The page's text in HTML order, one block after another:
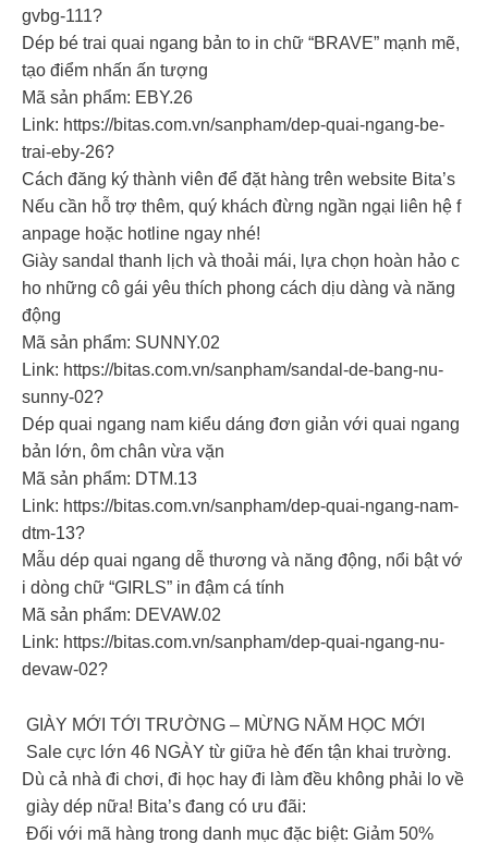
gvbg-111?
Dép bé trai quai ngang bản to in chữ “BRAVE” mạnh mẽ,
tạo điểm nhấn ấn tượng
Mã sản phẩm: EBY.26
Link: https://bitas.com.vn/sanpham/dep-quai-ngang-be-
trai-eby-26?
Cách đăng ký thành viên để đặt hàng trên website Bita’s
Nếu cần hỗ trợ thêm, quý khách đừng ngần ngại liên hệ f
anpage hoặc hotline ngay nhé!
Giày sandal thanh lịch và thoải mái, lựa chọn hoàn hảo c
ho những cô gái yêu thích phong cách dịu dàng và năng
động
Mã sản phẩm: SUNNY.02
Link: https://bitas.com.vn/sanpham/sandal-de-bang-nu-
sunny-02?
Dép quai ngang nam kiểu dáng đơn giản với quai ngang
bản lớn, ôm chân vừa vặn
Mã sản phẩm: DTM.13
Link: https://bitas.com.vn/sanpham/dep-quai-ngang-nam-
dtm-13?
Mẫu dép quai ngang dễ thương và năng động, nổi bật vớ
i dòng chữ “GIRLS” in đậm cá tính
Mã sản phẩm: DEVAW.02
Link: https://bitas.com.vn/sanpham/dep-quai-ngang-nu-
devaw-02?
GIÀY MỚI TỚI TRƯỜNG – MỪNG NĂM HỌC MỚI
Sale cực lớn 46 NGÀY từ giữa hè đến tận khai trường.
Dù cả nhà đi chơi, đi học hay đi làm đều không phải lo về
giày dép nữa! Bita’s đang có ưu đãi:
Đối với mã hàng trong danh mục đặc biệt: Giảm 50%